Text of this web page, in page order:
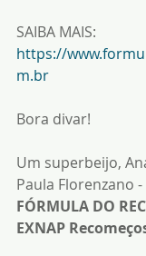
SAIBA MAIS:
https://
m.br
Bora divar!
Um superbeijo,
Paula Florenzano
FÓRMULA DO
EXNAP